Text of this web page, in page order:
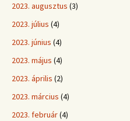
2023. augusztus (3)
2023. július (4)
2023. június (4)
2023. május (4)
2023. április (2)
2023. március (4)
2023. február(4)